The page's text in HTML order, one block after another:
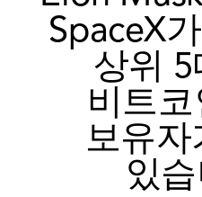
SpaceX
상위
비트코
보유
있